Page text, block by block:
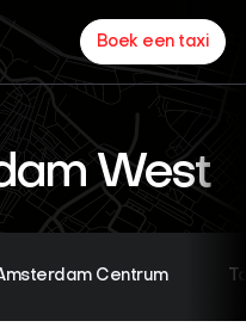
Boek een taxi
West
Centrum